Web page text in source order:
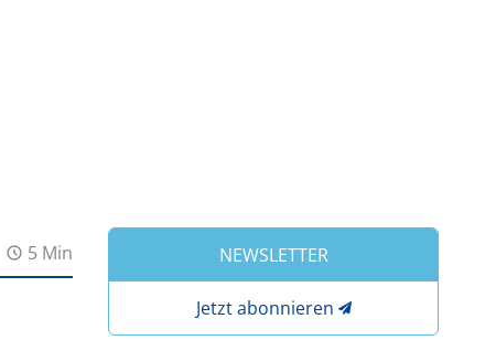
5 Min NEWSLETTER
Jetzt abonnieren